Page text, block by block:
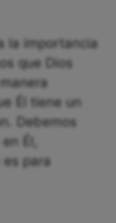
la importancia
que Dios
Él tiene un
Debemos
Él,
para